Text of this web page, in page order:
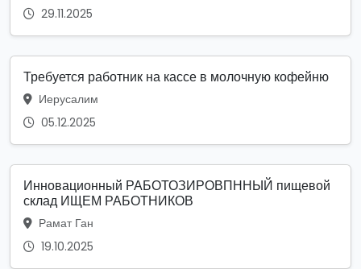
29.11.2025
Требуется работник на кассе в молочную кофейню
Иерусалим
05.12.2025
Инновационный РАБОТОЗИРОВПННЫЙ пищевой
склад ИЩЕМ РАБОТНИКОВ
Рамат Ган
19.10.2025